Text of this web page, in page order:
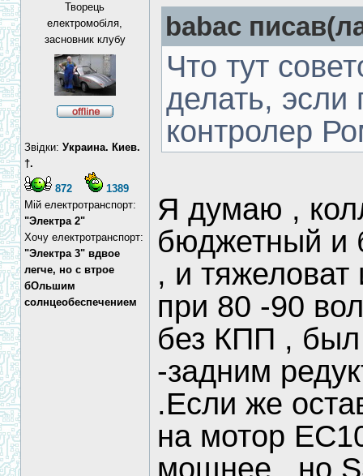
Творець
електромобіля,
засновник клубу
Звідки: Украина. Киев.
†.
872
1389
Мій електротранспорт:
"Электра 2"
Хочу електротранспорт:
"Электра 3" вдвое
легче, но с втрое
бОльшим
солнцеобеспечением
babac
Что тут
делать, эсли
контролер
Я думаю ,
бюджетный и
, и тяжеловат
при 80 -90
без КПП ,
-задним
.Если же
на мотор
мощнее , но